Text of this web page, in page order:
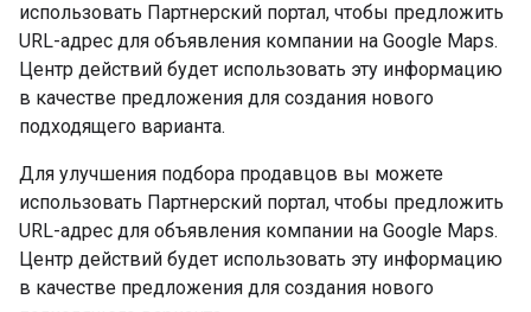
использовать Партнерский портал, чтобы предложить
URL-адрес для объявления компании на Google Maps.
Центр действий будет использовать эту информацию
в качестве предложения для создания нового
подходящего варианта.
Для улучшения подбора продавцов вы можете
использовать Партнерский портал, чтобы предложить
URL-адрес для объявления компании на Google Maps.
Центр действий будет использовать эту информацию
в качестве предложения для создания нового